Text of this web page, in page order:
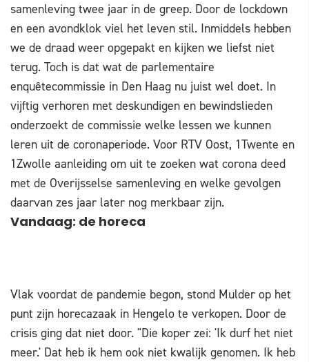
samenleving twee jaar in de greep. Door de lockdown
en een avondklok viel het leven stil. Inmiddels hebben
we de draad weer opgepakt en kijken we liefst niet
terug. Toch is dat wat de parlementaire
enquêtecommissie in Den Haag nu juist wel doet. In
vijftig verhoren met deskundigen en bewindslieden
onderzoekt de commissie welke lessen we kunnen
leren uit de coronaperiode. Voor RTV Oost, 1Twente en
1Zwolle aanleiding om uit te zoeken wat corona deed
met de Overijsselse samenleving en welke gevolgen
daarvan zes jaar later nog merkbaar zijn.
Vandaag: de horeca
Vlak voordat de pandemie begon, stond Mulder op het
punt zijn horecazaak in Hengelo te verkopen. Door de
crisis ging dat niet door. "Die koper zei: 'Ik durf het niet
meer.' Dat heb ik hem ook niet kwalijk genomen. Ik heb